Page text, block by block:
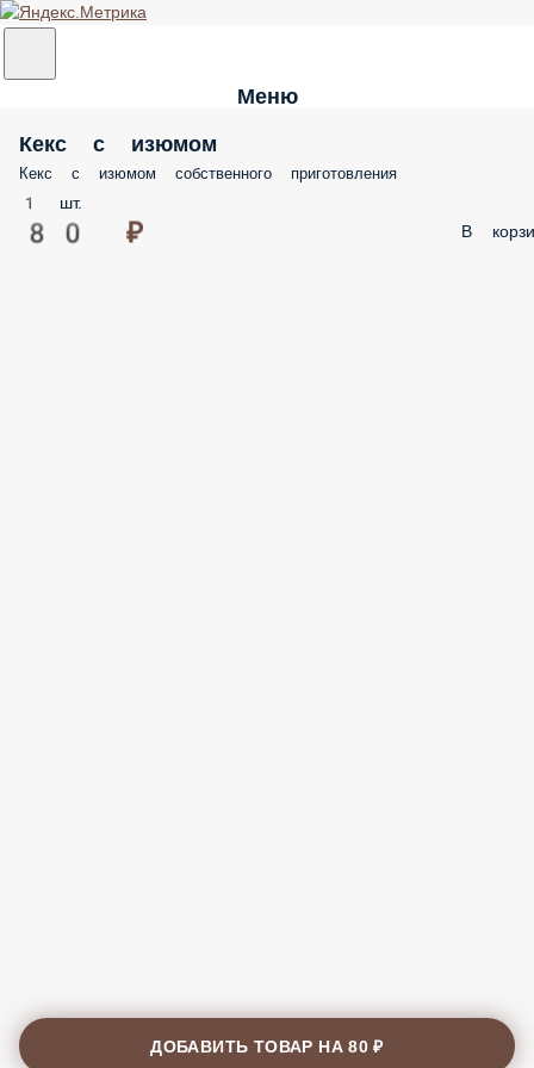
Меню
Кекс с изюмом
Кекс с изюмом собственного приготовления
1 шт.
80 ₽ В
ДОБАВИТЬ ТОВАР НА80 ₽